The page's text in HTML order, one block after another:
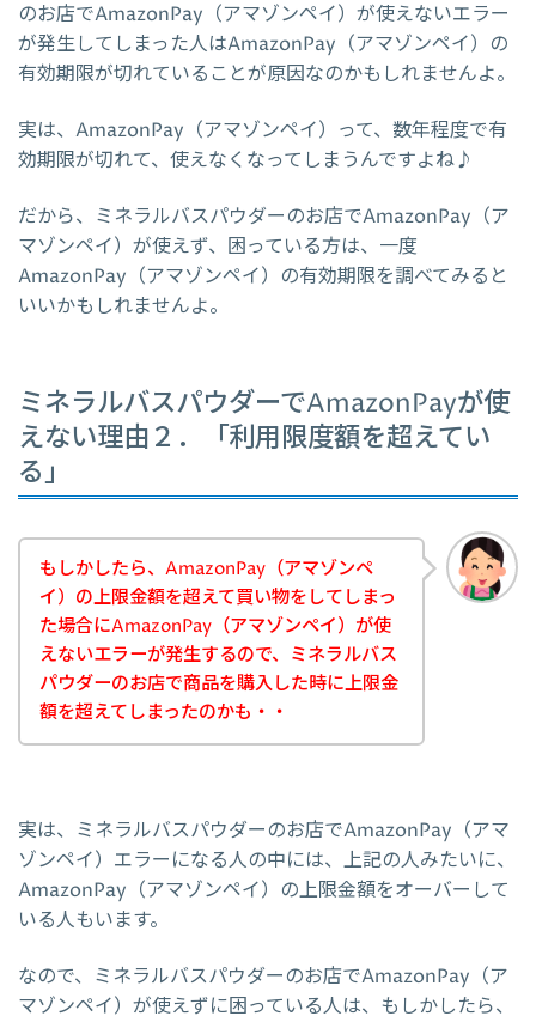
のお店でAmazonPay（アマゾンペイ）が使えないエラー
が発生してしまった人はAmazonPay（アマゾンペイ）の
有効期限が切れていることが原因なのかもしれませんよ。
実は、AmazonPay（アマゾンペイ）って、数年程度で有
効期限が切れて、使えなくなってしまうんですよね♪
だから、ミネラルバスパウダーのお店でAmazonPay（ア
マゾンペイ）が使えず、困っている方は、一度
AmazonPay（アマゾンペイ）の有効期限を調べてみると
いいかもしれませんよ。
ミネラルバスパウダーでAmazonPayが使
えない理由２．「利用限度額を超えてい
る」
もしかしたら、AmazonPay（アマゾンペ
イ）の上限金額を超えて買い物をしてしまっ
た場合にAmazonPay（アマゾンペイ）が使
えないエラーが発生するので、ミネラルバス
パウダーのお店で商品を購入した時に上限金
額を超えてしまったのかも・・
実は、ミネラルバスパウダーのお店でAmazonPay（アマ
ゾンペイ）エラーになる人の中には、上記の人みたいに、
AmazonPay（アマゾンペイ）の上限金額をオーバーして
いる人もいます。
なので、ミネラルバスパウダーのお店でAmazonPay（ア
マゾンペイ）が使えずに困っている人は、もしかしたら、